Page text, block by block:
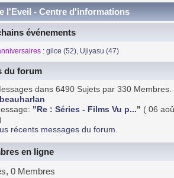
l'Eveil - Centre d'informations
événements
: gilce (52) Ujiyasu (47)
du forum
dans 6490 Sujets par 330 Membres.
beauharlan
" Re : Séries - Films Vu p..." ( 06
récents messages du forum.
en ligne
0 Membres